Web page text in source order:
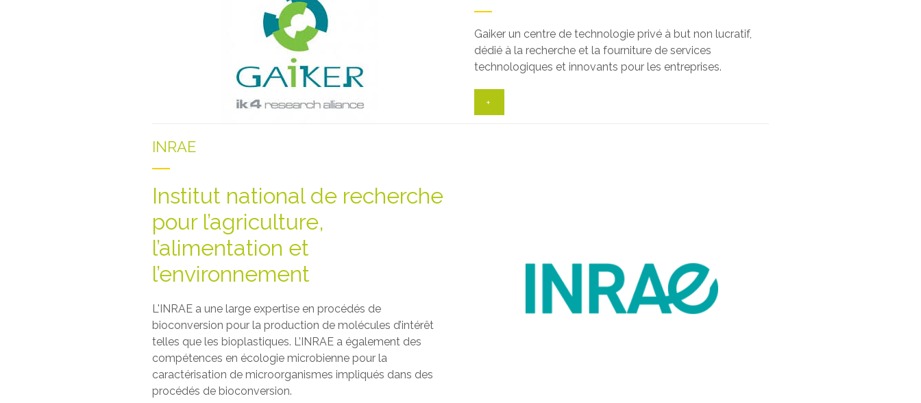
Gaiker un centre de technologie privé à but non lucratif,
dédié à la recherche et la fourniture de services
technologiques et innovants pour les entreprises.
+
INRAE
Institut national de recherche
pour l’agriculture,
l’alimentation et
l’environnement
L'INRAE a une large expertise en procédés de
bioconversion pour la production de molécules d’intérêt
telles que les bioplastiques. L’INRAE a également des
compétences en écologie microbienne pour la
caractérisation de microorganismes impliqués dans des
procédés de bioconversion.